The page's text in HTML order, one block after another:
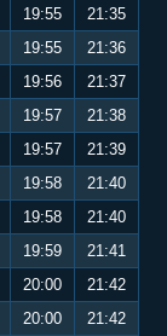
19:55
21:35
19:55
21:36
19:56
21:37
19:57
21:38
19:57
21:39
19:58
21:40
19:58
21:40
19:59
21:41
20:00
21:42
20:00
21:42